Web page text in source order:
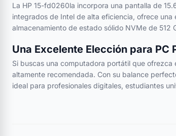
La HP 15-fd0260la incorpora una pantalla de
integrados de Intel de alta eficiencia, ofrece
almacenamiento de estado sólido NVMe de
Una Excelente Elección para PC
Si buscas una computadora portátil que
altamente recomendada. Con su balance
ideal para profesionales digitales, estudiantes